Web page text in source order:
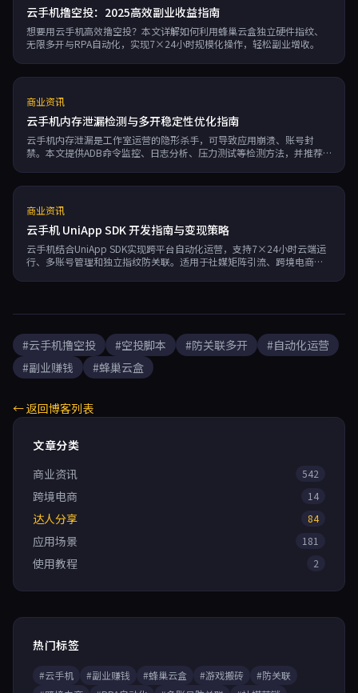
云手机撸空投：2025高效副业收益指南
想要用云手机高效撸空投？本文详解如何利用蜂巢云盒独立硬件指纹、
无限多开与RPA自动化，实现7×24小时规模化操作，轻松副业增收。
商业资讯
云手机内存泄漏检测与多开稳定性优化指南
云手机内存泄漏是工作室运营的隐形杀手，可导致应用崩溃、账号封
禁。本文提供ADB命令监控、日志分析、压力测试等检测方法，并推荐
商业资讯
云手机 UniApp SDK 开发指南与变现策略
云手机结合UniApp SDK实现跨平台自动化运营，支持7×24小时云端运
行、多账号管理和独立指纹防关联。适用于社媒矩阵引流、跨境电商多
#云手机撸空投 #空投脚本 #防关联多开
#自动化运营
#副业赚钱
#蜂巢云盒
← 返回博客列表
文章分类
商业资讯
542
跨境电商 14
达人分享 84
应用场景 181
使用教程 2
热门标签
#云手机 #副业赚钱 #蜂巢云盒 #游戏搬砖
#防关联